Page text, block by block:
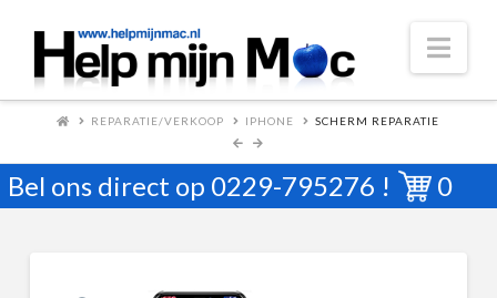
REPARATIE/VERKOOP IPHONE SCHERM REPARATIE
Bel ons direct op 0229-795276 ! 0